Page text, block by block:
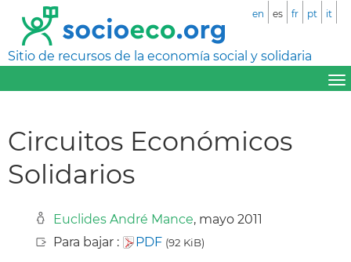
Sitio de recursos de la economía social y solidaria
en es fr pt it
Circuitos Económicos
Solidarios
Euclides André Mance, mayo 2011
Para bajar :
PDF (92 KiB)